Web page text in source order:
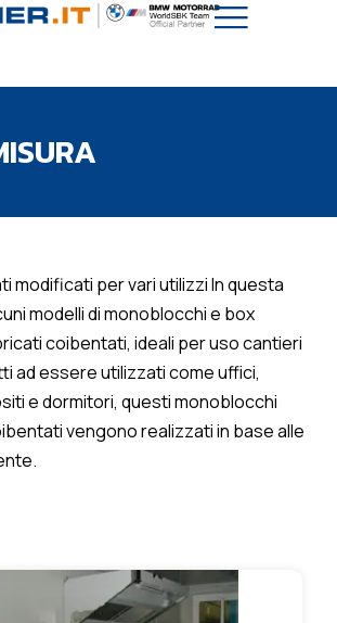
modificati per vari utilizzi In questa
modelli di monoblocchi e box
coibentati, ideali per uso cantieri
ad essere utilizzati come uffici,
e dormitori, questi monoblocchi
vengono realizzati in base alle